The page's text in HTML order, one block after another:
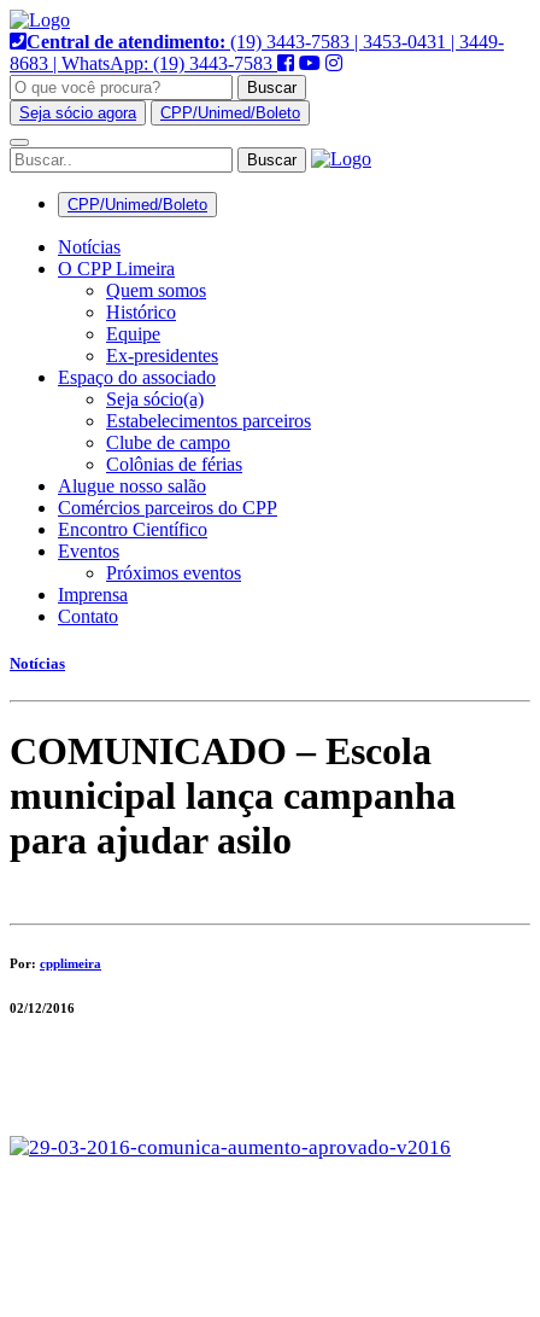
Pular
para
o
conteúdo
Central de atendimento: (19) 3443-7583 | 3453-0431 | 3449-
8683 | WhatsApp: (19) 3443-7583
Buscar
Seja sócio agora
CPP/Unimed/Boleto
Alternar
navegação
CPP/Unimed/Boleto
Notícias
O CPP Limeira
Quem somos
Histórico
Equipe
Ex-presidentes
Espaço do associado
Seja sócio(a)
Estabelecimentos parceiros
Clube de campo
Colônias de férias
Alugue nosso salão
Comércios parceiros do CPP
Encontro Científico
Eventos
Próximos eventos
Imprensa
Contato
Notícias
COMUNICADO – Escola
municipal lança campanha
para ajudar asilo
Por: cpplimeira
02/12/2016